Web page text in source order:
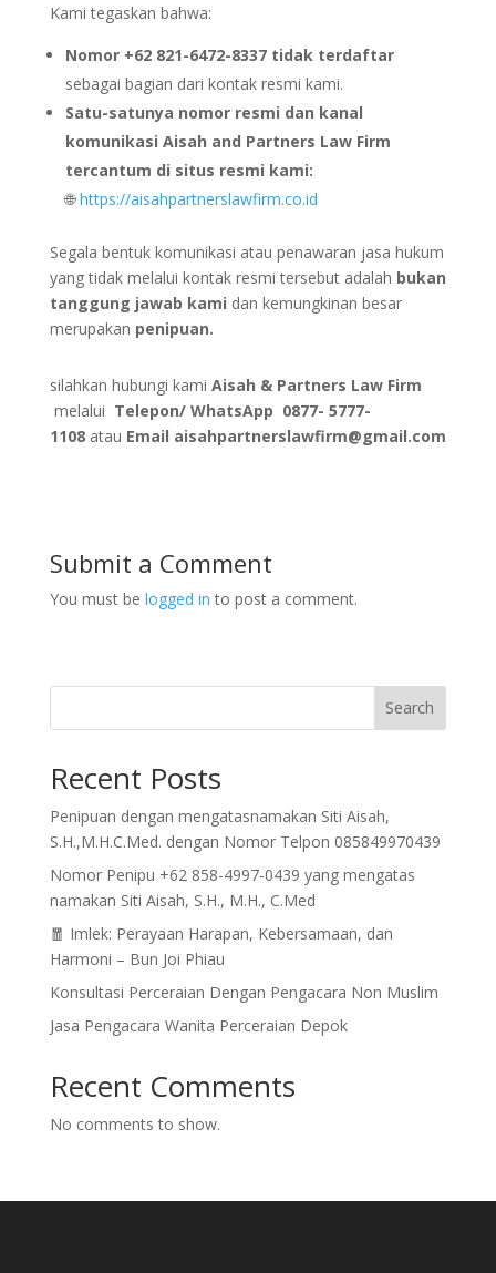
Kami tegaskan bahwa:
Nomor +62 821-6472-8337 tidak terdaftar
sebagai bagian dari kontak resmi kami.
Satu-satunya nomor resmi dan kanal
komunikasi Aisah and Partners Law Firm
tercantum di situs resmi kami:
🌐https://aisahpartnerslawfirm.co.id
Segala bentuk komunikasi atau penawaran jasa hukum
yang tidak melalui kontak resmi tersebut adalah bukan
tanggung jawab kami dan kemungkinan besar
merupakan penipuan.
silahkan hubungi kami Aisah & Partners Law Firm
melalui Telepon/ WhatsApp 0877- 5777-
1108atau Email aisahpartnerslawfirm@gmail.com
Submit a Comment
You must be logged in to post a comment.
Search
Recent Posts
Penipuan dengan mengatasnamakan Siti Aisah,
S.H.,M.H.C.Med. dengan Nomor Telpon 085849970439
Nomor Penipu +62 858-4997-0439 yang mengatas
namakan Siti Aisah, S.H., M.H., C.Med
🧧 Imlek: Perayaan Harapan, Kebersamaan, dan
Harmoni – Bun Joi Phiau
Konsultasi Perceraian Dengan Pengacara Non Muslim
Jasa Pengacara Wanita Perceraian Depok
Recent Comments
No comments to show.